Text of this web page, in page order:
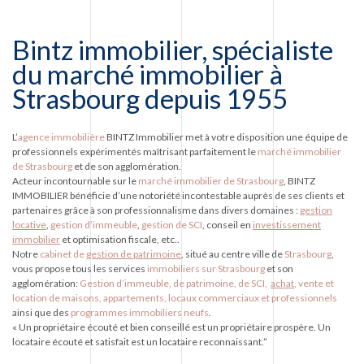
Bintz immobilier, spécialiste
du marché immobilier à
Strasbourg depuis 1955
L’agence immobilièreBINTZ Immobilier met à votre disposition une équipe de
professionnels expérimentés maîtrisant parfaitement le marché immobilier
de Strasbourg et de son agglomération.
Acteur incontournable sur le marché immobilier de Strasbourg , BINTZ
IMMOBILIER bénéficie d’une notoriété incontestable auprès de ses clients et
partenaires grâce à son professionnalisme dans divers domaines : gestion
locative gestion d’immeuble gestion de SCI , conseil en investissement
immobilier et optimisation fiscale, etc..
Notre cabinet de gestion de patrimoine , situé au centre ville de Strasbourg
vous propose tous les services immobiliers sur Strasbourg et son
agglomération: Gestion d’immeuble, de patrimoine, de SCI, achat , vente et
location de maisons, appartements, locaux commerciaux et professionnels
ainsi que des programmes immobiliers neufs
« Un propriétaire écouté et bien conseillé est un propriétaire prospère. Un
locataire écouté et satisfait est un locataire reconnaissant.”